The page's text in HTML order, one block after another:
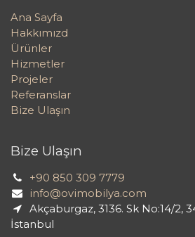
Bize Ulaşın
+90 850 309 7779
info@ovimobilya.com
Akçaburgaz, 3136. Sk No:14/2,
İstanbul
Ana Sayfa
Hakkımızd
Ürünler
Hizmetler
Projeler
Referanslar
Bize Ulaşın